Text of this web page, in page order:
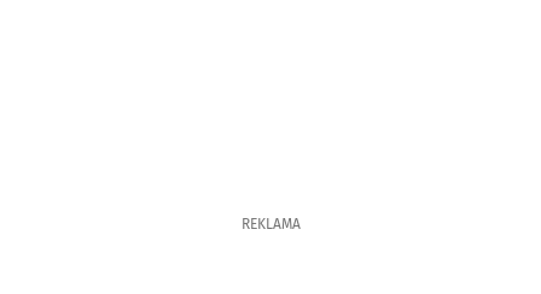
REKLAMA